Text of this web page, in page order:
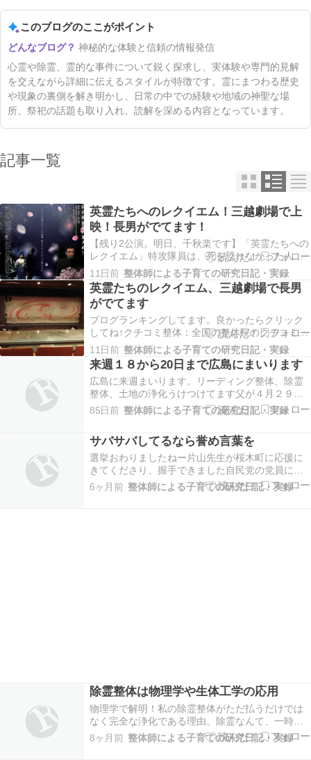
このブログのここがポイント
神秘的な体験と信頼の情報発信
心霊や除霊、霊的な事件について鋭く探求し、実体験や専門的見解
を交えながら詳細に伝えるスタイルが特徴です。霊にまつわる歴史
や現象の裏側を解き明かし、日常の中での経験や地域の神聖な場
所、祭祀の話題も取り入れ、読解を深める内容となっています。
記事一覧
英霊たちへのレクイエム！三越劇場で上
映！長男がでてます！
【残り2公演。明日、千秋楽です】「英霊たちへの
レクイエム」特攻隊員は、死を恐れなかった人た
ちではありません。生きたかった。 家族に会いた
かった。 恋人と未来を歩みたかった。それでも、
大切な人を守りたい...
11日前 整体師による子育ての研究日記・実録
英霊たちのレクイエム、三越劇場で長男
がでてます
ブログランキングしてます。良かったらクリック
してね↑クチコミ整体：全国の整体院のクチコミサ
イトにほんブログ村ブログ村に登録してます。ぽ
ちっとおねがいします。才色健美アロマ整体院の
HPですブログはこちら...
11日前 整体師による子育ての研究日記・実録
来週１８から20日まで広島にまいります
​広島に来週まいります。リーディング整体、除霊
整体、土地の浄化うけつけてます父が４月２９日
なくなり、５月２日告別式でした５月２日はうち
にいる幽霊Hの命日ですよね。いろいろ私には思い
85日前 整体師による子育ての研究日記・実録
サバサバしてるなら誉め言葉を
選挙おわりましたねー片山先生が桜木町に応援に
きてくださり、握手できました自民党の党員に今
回片山先生経由ではいりました。理由は他の党の
悪口いわないからとご飯のこさないから。意外に
6ヶ月前 整体師による子育ての研究日記・実録
除霊整体は物理学や生体工学の応用
​​​物理学で解明！私の除霊整体がただ払うだけでは
なく完全な浄化である理由。除霊なんて、一時的
にその場から追い払うだけでしょ？そんな心ない
誤解を受けることがありますが、私の除霊整体は
8ヶ月前 整体師による子育ての研究日記・実録